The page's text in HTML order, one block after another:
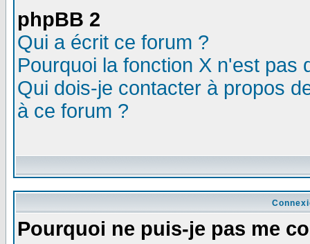
phpBB 2
Qui a écrit ce forum ?
Pourquoi la fonction X n'est pas
Qui dois-je contacter à propos
à ce forum ?
Pourquoi ne puis-je pas me